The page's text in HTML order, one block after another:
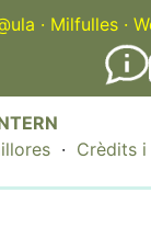
· Milfulles ·
· Crèdits